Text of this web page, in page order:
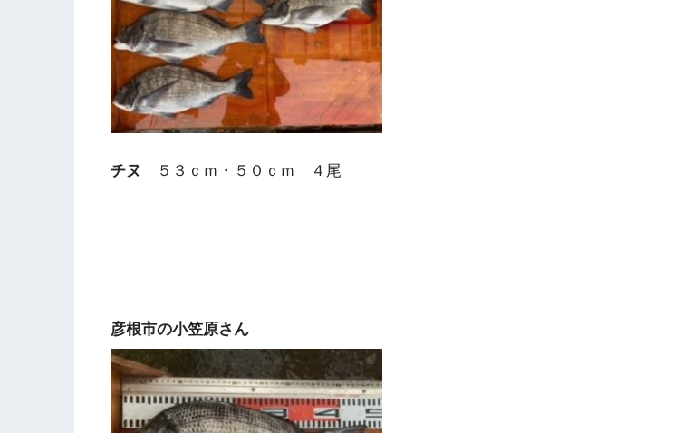
チヌ ５３ｃｍ・５０ｃｍ ４尾
彦根市の小笠原さん